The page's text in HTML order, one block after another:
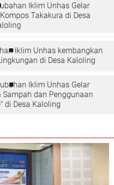
Iklim Unhas Gelar
Takakura di Desa
Iklim Unhas kembangkan
di Desa Kaloling
Iklim Unhas Gelar
dan Penggunaan
di Desa Kaloling